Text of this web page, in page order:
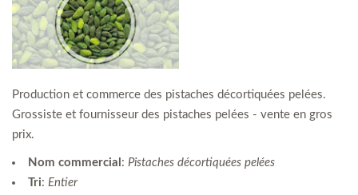
Production et commerce des pistaches décortiquées pelées.
Grossiste et fournisseur des pistaches pelées - vente en gros
prix.
Nom commercial : Pistaches décortiquées pelées
Tri: Entier